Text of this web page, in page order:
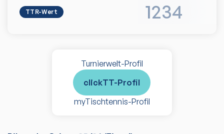
TTR-Wert 1234
Turnierwelt-Profil
clickTT-Profil
myTischtennis-Profil